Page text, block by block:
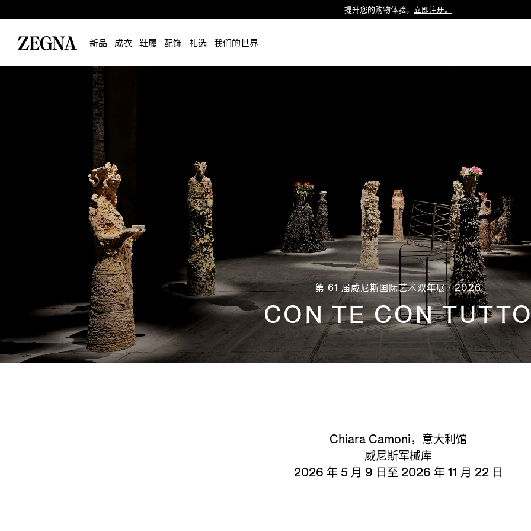
Luxembourg
Spain
Sweden
Switzerland
Turkey
United Kingdom
提升您的购物体验。 立即注册。
新品 成衣 鞋履 配饰 礼选 我们的世界
第 61 届威尼斯国际艺术双年展 · 2026
CON TE CON
Chiara Camoni，意大利馆
威尼斯军械库
2026 年 5 月 9 日至 2026 年 11 月 22 日